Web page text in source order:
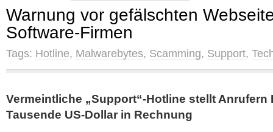
Warnung vor gefälschten
Software-Firmen
Tags: Hotline, Malwarebytes, Scamming, Support,
Vermeintliche „Support“-Hotline stellt Anrufern
Tausende US-Dollar in Rechnung